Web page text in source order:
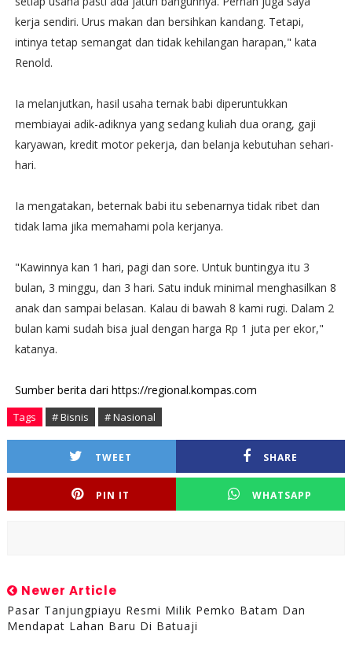
kerja sendiri. Urus makan dan bersihkan kandang. Tetapi,
intinya tetap semangat dan tidak kehilangan harapan," kata
Renold.
Ia melanjutkan, hasil usaha ternak babi diperuntukkan
membiayai adik-adiknya yang sedang kuliah dua orang, gaji
karyawan, kredit motor pekerja, dan belanja kebutuhan sehari-
hari.
Ia mengatakan, beternak babi itu sebenarnya tidak ribet dan
tidak lama jika memahami pola kerjanya.
"Kawinnya kan 1 hari, pagi dan sore. Untuk buntingya itu 3
bulan, 3 minggu, dan 3 hari. Satu induk minimal menghasilkan 8
anak dan sampai belasan. Kalau di bawah 8 kami rugi. Dalam 2
bulan kami sudah bisa jual dengan harga Rp 1 juta per ekor,"
katanya.
Sumber berita dari https://regional.kompas.com
Tags # Bisnis # Nasional
TWEET SHARE
PIN IT WHATSAPP
Newer Article
Pasar Tanjungpiayu Resmi Milik Pemko Batam Dan
Mendapat Lahan Baru Di Batuaji